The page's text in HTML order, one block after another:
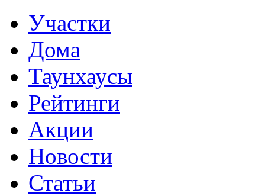
Участки
Дома
Таунхаусы
Рейтинги
Акции
Новости
Статьи